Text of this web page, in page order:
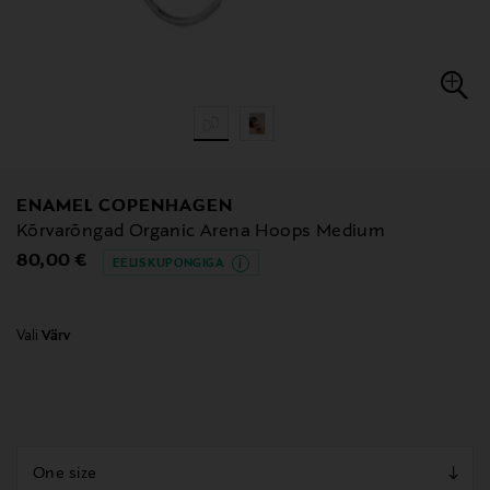
ENAMEL COPENHAGEN
Kõrvarõngad Organic Arena Hoops Medium
Original Price
80,00 € EELIS KUPONGIGA
Vali Värv